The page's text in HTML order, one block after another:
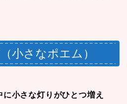
小さなポエム）
小さな灯りがひとつ増え